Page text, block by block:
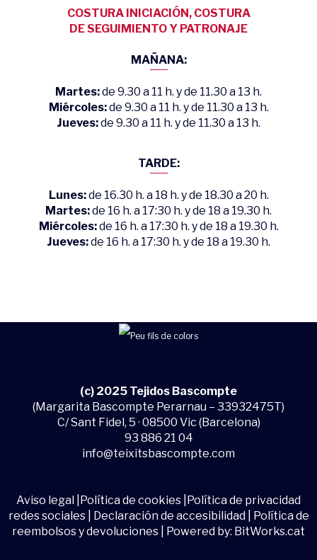
COSTURA INICIACIÓN, COSTURA
DE SEGUIMIENTO Y PATRONAJE
MAÑANA:
Martes:de 9.30 a 11 h. y de 11.30 a 13 h.
Miércoles:de 9.30 a 11 h. y de 11.30 a 13 h.
Jueves:de 9.30 a 11 h. y de 11.30 a 13 h.
TARDE:
Lunes:de 16.30 h. a 18 h. y de 18.30 a 20 h.
Martes:de 16 h. a 17:30 h. y de 18 a 19.30 h.
Miércoles:de 16 h. a 17:30 h. y de 18 a 19.30 h.
Jueves:de 16 h. a 17:30 h. y de 18 a 19.30 h.
(c) 2025 Tejidos Bascompte
(Margarita Bascompte Perarnau – 33932475T)
C/ Sant Fidel, 5 · 08500 Vic (Barcelona)
93 886 21 04
info@teixitsbascompte.com
Aviso legal Política de cookies Política de privacidad
redes sociales| Declaración de accesibilidad
Política de
reembolsos y devoluciones | Powered by: BitWorks.cat